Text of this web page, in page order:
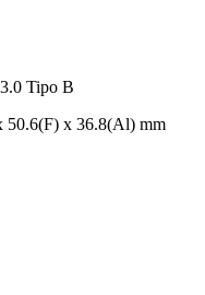
Tipo B
50.6(F) x 36.8(Al) mm